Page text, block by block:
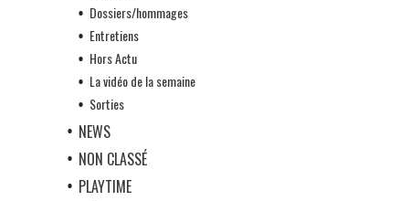
Dossiers/hommages
Entretiens
Hors Actu
La vidéo de la semaine
Sorties
NEWS
NON CLASSÉ
PLAYTIME